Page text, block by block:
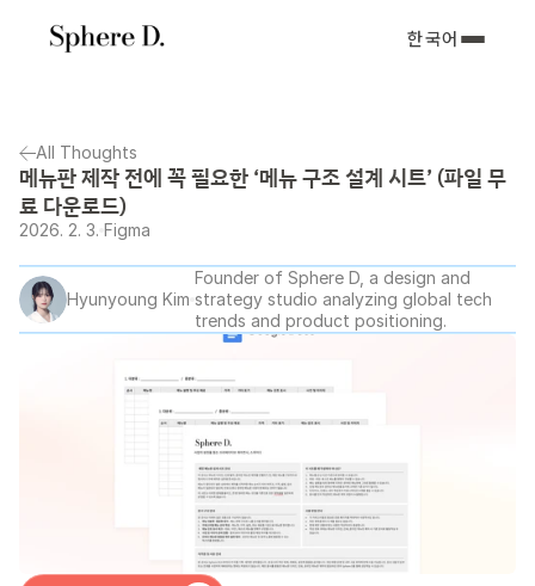
한국어
All Thoughts
메뉴판 제작 전에 꼭 필요한 ‘메뉴 구조 설계 시트’ (파일 무
료 다운로드)
2026. 2. 3. Figma
Hyunyoung Kim
Founder of Sphere D, a design and
strategy studio analyzing global tech
trends and product positioning.